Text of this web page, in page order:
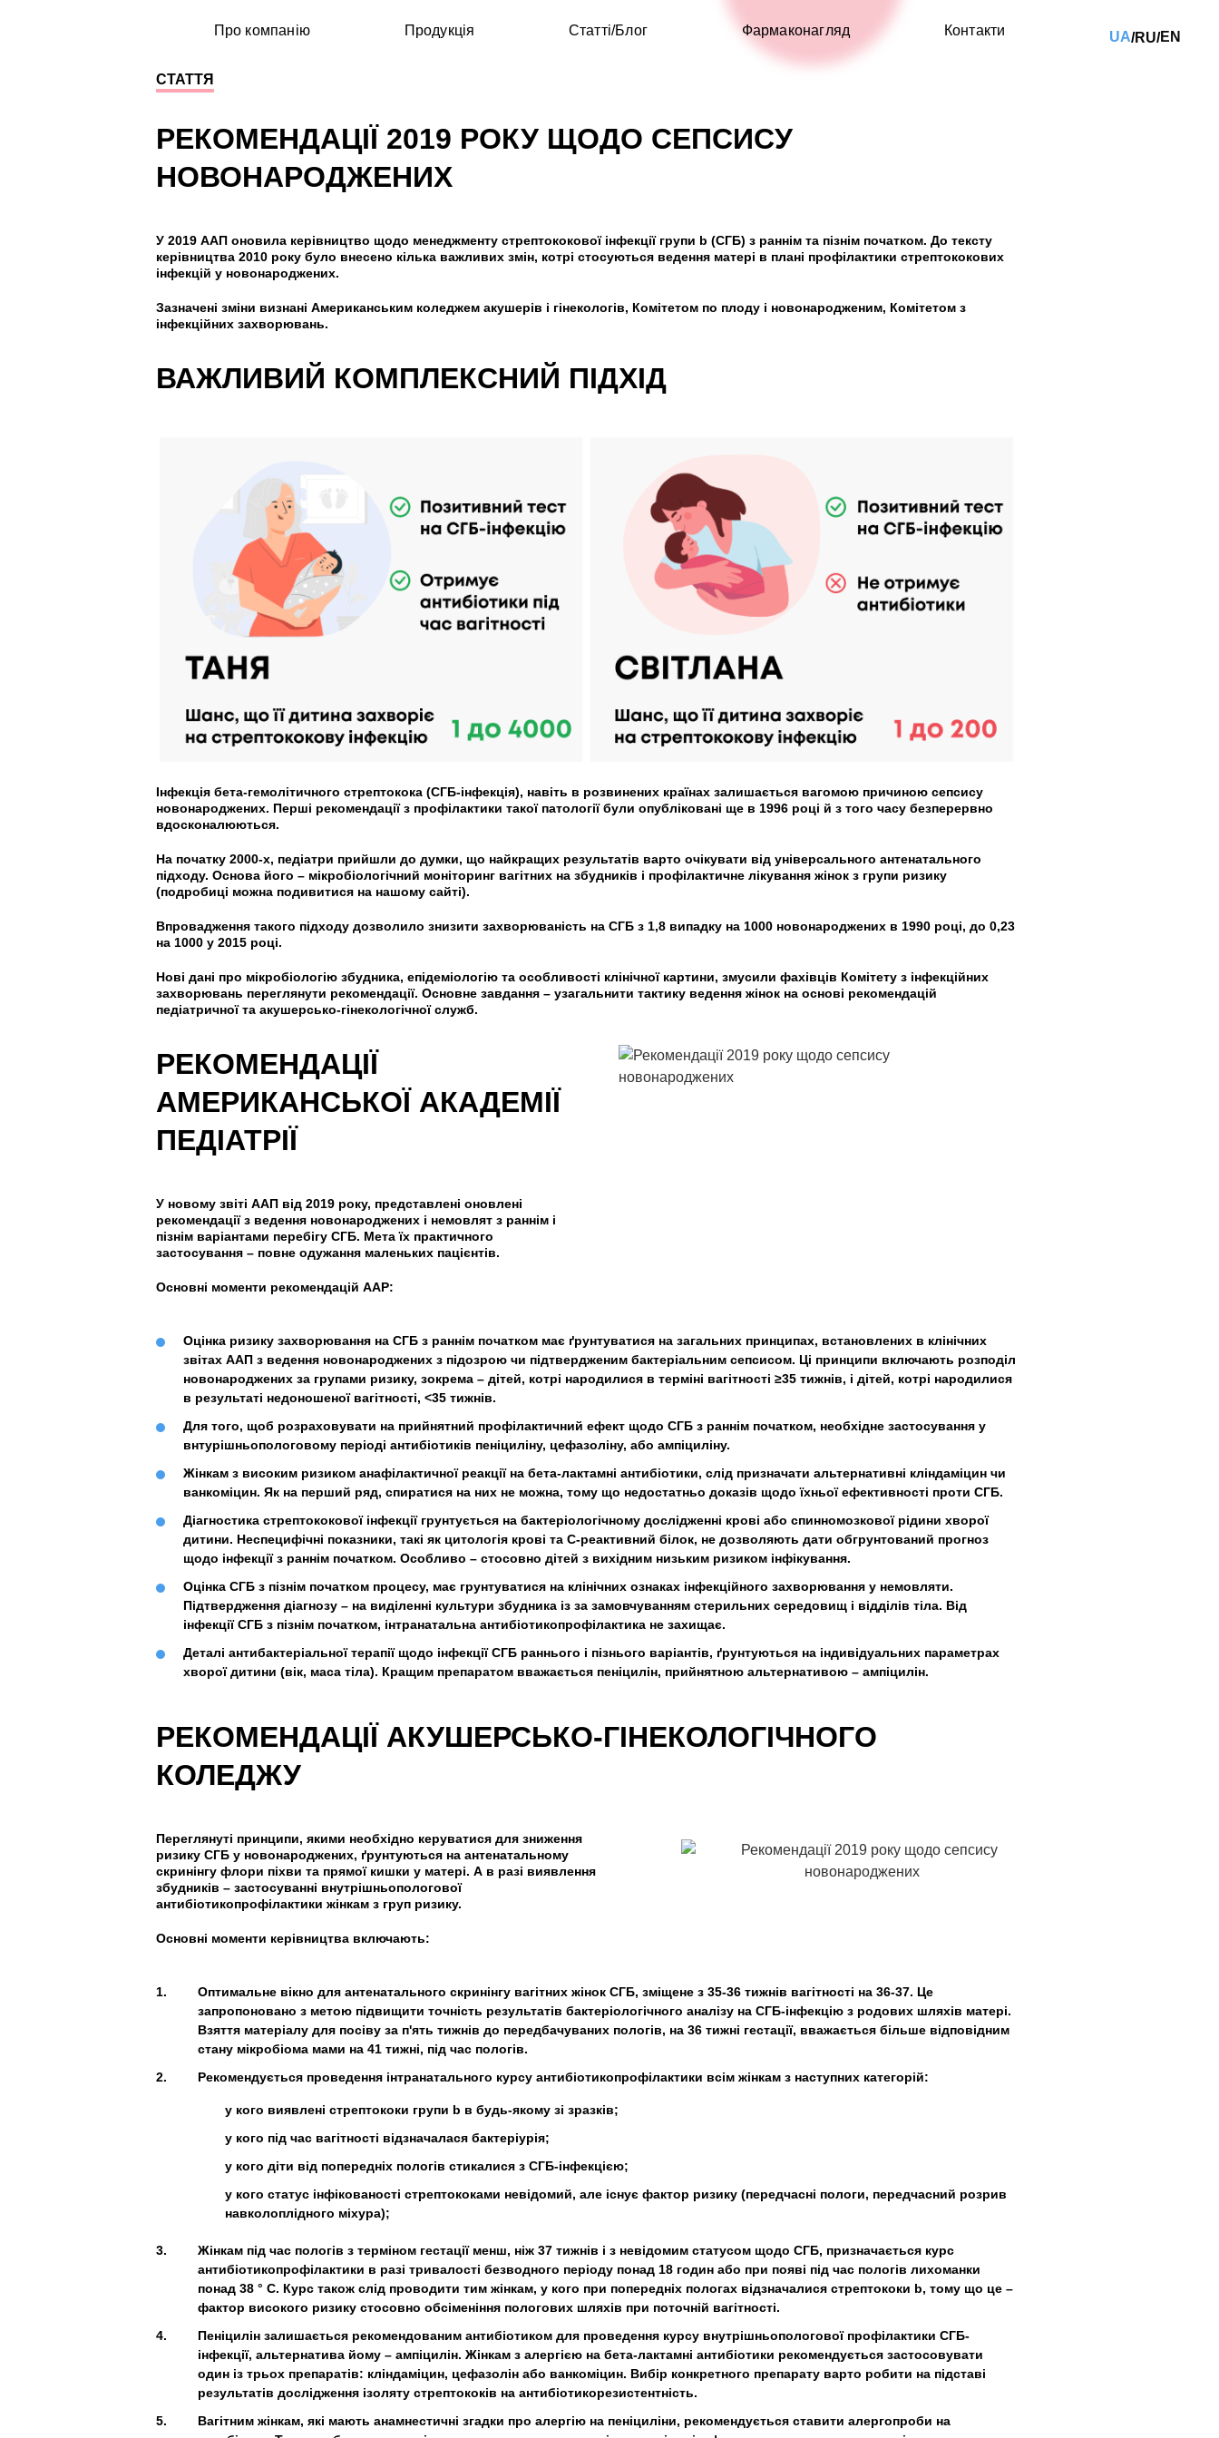
Про компанію Продукція Статті/Блог Фармаконагляд Контакти UA/RU/EN
СТАТТЯ
РЕКОМЕНДАЦІЇ 2019 РОКУ ЩОДО СЕПСИСУ
НОВОНАРОДЖЕНИХ
У 2019 ААП оновила керівництво щодо менеджменту стрептококової інфекції групи b (СГБ) з раннім та пізнім початком. До тексту
керівництва 2010 року було внесено кілька важливих змін, котрі стосуються ведення матері в плані профілактики стрептококових
інфекцій у новонароджених.
Зазначені зміни визнані Американським коледжем акушерів і гінекологів, Комітетом по плоду і новонародженим, Комітетом з
інфекційних захворювань.
ВАЖЛИВИЙ КОМПЛЕКСНИЙ ПІДХІД
Інфекція бета-гемолітичного стрептокока (СГБ-інфекція), навіть в розвинених країнах залишається вагомою причиною сепсису
новонароджених. Перші рекомендації з профілактики такої патології були опубліковані ще в 1996 році й з того часу безперервно
вдосконалюються.
На початку 2000-х, педіатри прийшли до думки, що найкращих результатів варто очікувати від універсального антенатального
підходу. Основа його – мікробіологічний моніторинг вагітних на збудників і профілактичне лікування жінок з групи ризику
(подробиці можна подивитися на нашому сайті).
Впровадження такого підходу дозволило знизити захворюваність на СГБ з 1,8 випадку на 1000 новонароджених в 1990 році, до 0,23
на 1000 у 2015 році.
Нові дані про мікробіологію збудника, епідеміологію та особливості клінічної картини, змусили фахівців Комітету з інфекційних
захворювань переглянути рекомендації. Основне завдання – узагальнити тактику ведення жінок на основі рекомендацій
педіатричної та акушерсько-гінекологічної служб.
РЕКОМЕНДАЦІЇ
АМЕРИКАНСЬКОЇ АКАДЕМІЇ
ПЕДІАТРІЇ
У новому звіті ААП від 2019 року, представлені оновлені
рекомендації з ведення новонароджених і немовлят з раннім і
пізнім варіантами перебігу СГБ. Мета їх практичного
застосування – повне одужання маленьких пацієнтів.
Основні моменти рекомендацій AAP:
Оцінка ризику захворювання на СГБ з раннім початком має ґрунтуватися на загальних принципах, встановлених в клінічних
звітах ААП з ведення новонароджених з підозрою чи підтвердженим бактеріальним сепсисом. Ці принципи включають розподіл
новонароджених за групами ризику, зокрема – дітей, котрі народилися в терміні вагітності ≥35 тижнів, і дітей, котрі народилися
в результаті недоношеної вагітності, <35 тижнів.
Для того, щоб розраховувати на прийнятний профілактичний ефект щодо СГБ з раннім початком, необхідне застосування у
внтурішньопологовому періоді антибіотиків пеніциліну, цефазоліну, або ампіциліну.
Жінкам з високим ризиком анафілактичної реакції на бета-лактамні антибіотики, слід призначати альтернативні кліндаміцин чи
ванкоміцин. Як на перший ряд, спиратися на них не можна, тому що недостатньо доказів щодо їхньої ефективності проти СГБ.
Діагностика стрептококової інфекції грунтується на бактеріологічному дослідженні крові або спинномозкової рідини хворої
дитини. Неспецифічні показники, такі як цитологія крові та C-реактивний білок, не дозволяють дати обгрунтований прогноз
щодо інфекції з раннім початком. Особливо – стосовно дітей з вихідним низьким ризиком інфікування.
Оцінка СГБ з пізнім початком процесу, має грунтуватися на клінічних ознаках інфекційного захворювання у немовляти.
Підтвердження діагнозу – на виділенні культури збудника із за замовчуванням стерильних середовищ і відділів тіла. Від
інфекції СГБ з пізнім початком, інтранатальна антибіотикопрофілактика не захищає.
Деталі антибактеріальної терапії щодо інфекції СГБ раннього і пізнього варіантів, ґрунтуються на індивідуальних параметрах
хворої дитини (вік, маса тіла). Кращим препаратом вважається пеніцилін, прийнятною альтернативою – ампіцилін.
РЕКОМЕНДАЦІЇ АКУШЕРСЬКО-ГІНЕКОЛОГІЧНОГО
КОЛЕДЖУ
Переглянуті принципи, якими необхідно керуватися для зниження
ризику СГБ у новонароджених, ґрунтуються на антенатальному
скринінгу флори піхви та прямої кишки у матері. А в разі виявлення
збудників – застосуванні внутрішньопологової
антибіотикопрофілактики жінкам з груп ризику.
Основні моменти керівництва включають:
Оптимальне вікно для антенатального скринінгу вагітних жінок СГБ, зміщене з 35-36 тижнів вагітності на 36-37. Це
запропоновано з метою підвищити точність результатів бактеріологічного аналізу на СГБ-інфекцію з родових шляхів матері.
Взяття матеріалу для посіву за п'ять тижнів до передбачуваних пологів, на 36 тижні гестації, вважається більше відповідним
стану мікробіома мами на 41 тижні, під час пологів.
Рекомендується проведення інтранатального курсу антибіотикопрофілактики всім жінкам з наступних категорій:
у кого виявлені стрептококи групи b в будь-якому зі зразків;
у кого під час вагітності відзначалася бактеріурія;
у кого діти від попередніх пологів стикалися з СГБ-інфекцією;
у кого статус інфікованості стрептококами невідомий, але існує фактор ризику (передчасні пологи, передчасний розрив
навколоплідного міхура);
Жінкам під час пологів з терміном гестації менш, ніж 37 тижнів і з невідомим статусом щодо СГБ, призначається курс
антибіотикопрофілактики в разі тривалості безводного періоду понад 18 годин або при появі під час пологів лихоманки
понад 38 ° C. Курс також слід проводити тим жінкам, у кого при попередніх пологах відзначалися стрептококи b, тому що це –
фактор високого ризику стосовно обсіменіння пологових шляхів при поточній вагітності.
Пеніцилін залишається рекомендованим антибіотиком для проведення курсу внутрішньопологової профілактики СГБ-
інфекції, альтернатива йому – ампіцилін. Жінкам з алергією на бета-лактамні антибіотики рекомендується застосовувати
один із трьох препаратів: кліндаміцин, цефазолін або ванкоміцин. Вибір конкретного препарату варто робити на підставі
результатів дослідження ізоляту стрептококів на антибіотикорезистентність.
Вагітним жінкам, які мають анамнестичні згадки про алергію на пеніциліни, рекомендується ставити алергопроби на